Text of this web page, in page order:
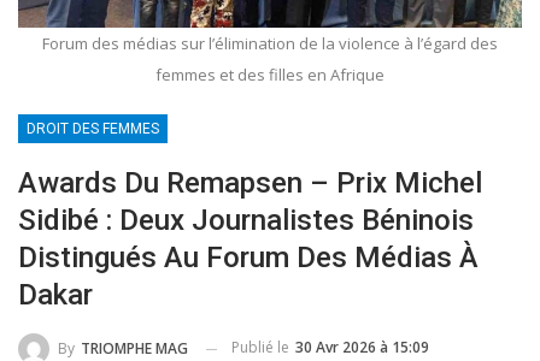
Forum des médias sur l’élimination de la violence à l’égard des
femmes et des filles en Afrique
DROIT DES FEMMES
Awards Du Remapsen – Prix Michel
Sidibé : Deux Journalistes Béninois
Distingués Au Forum Des Médias À
Dakar
By TRIOMPHE MAG Publié le 30 Avr 2026 à 15:09